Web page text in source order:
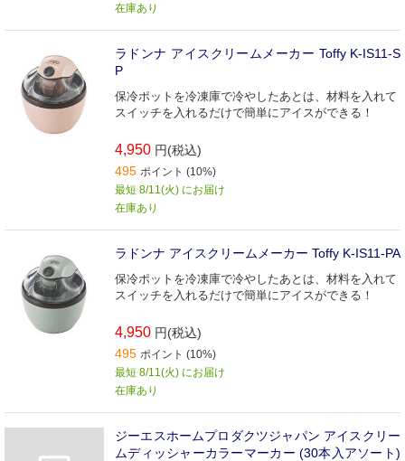
在庫あり
ラドンナ アイスクリームメーカー Toffy K-IS11-S
P
保冷ポットを冷凍庫で冷やしたあとは、材料を入れて
スイッチを入れるだけで簡単にアイスができる！
4,950 円(税込)
495 ポイント (10%)
最短 8/11(火) にお届け
在庫あり
ラドンナ アイスクリームメーカー Toffy K-IS11-PA
保冷ポットを冷凍庫で冷やしたあとは、材料を入れて
スイッチを入れるだけで簡単にアイスができる！
4,950 円(税込)
495 ポイント (10%)
最短 8/11(火) にお届け
在庫あり
ジーエスホームプロダクツジャパン アイスクリー
ムディッシャーカラーマーカー (30本入アソート)